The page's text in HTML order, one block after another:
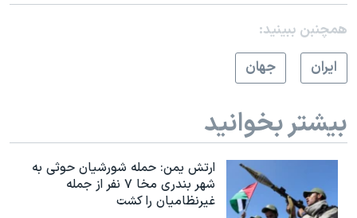
همچنبن ببینید:
ايران
جهان
بیشتر بخوانید
ارتش یمن: حمله شورشیان حوثی به
شهر بندری مخا ۷ نفر از جمله
غیرنظامیان را کشت